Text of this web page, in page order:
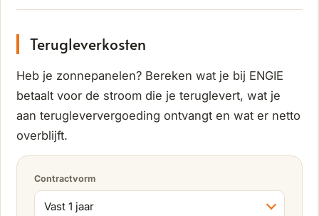
Terugleverkosten
Heb je zonnepanelen? Bereken wat je bij ENGIE
betaalt voor de stroom die je teruglevert, wat je
aan terugleververgoeding ontvangt en wat er netto
overblijft.
Contractvorm